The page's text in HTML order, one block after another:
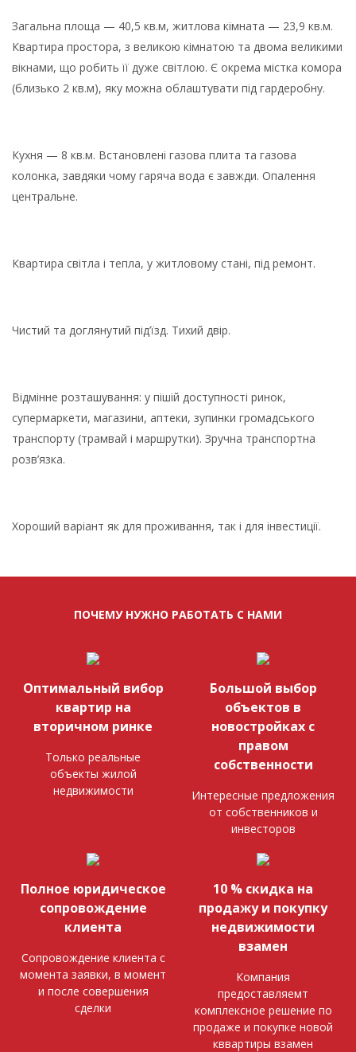
Загальна площа — 40,5 кв.м, житлова кімната — 23,9 кв.м.
Квартира простора, з великою кімнатою та двома великими
вікнами, що робить її дуже світлою. Є окрема містка комора
(близько 2 кв.м), яку можна облаштувати під гардеробну.
Кухня — 8 кв.м. Встановлені газова плита та газова
колонка, завдяки чому гаряча вода є завжди. Опалення
центральне.
Квартира світла і тепла, у житловому стані, під ремонт.
Чистий та доглянутий під’їзд. Тихий двір.
Відмінне розташування: у пішій доступності ринок,
супермаркети, магазини, аптеки, зупинки громадського
транспорту (трамвай і маршрутки). Зручна транспортна
розв’язка.
Хороший варіант як для проживання, так і для інвестиції.
ПОЧЕМУ НУЖНО РАБОТАТЬ С НАМИ
Оптимальный вибор
квартир на
вторичном ринке
Только реальные
объекты жилой
недвижимости
Большой выбор
объектов в
новостройках с
правом
собственности
Интересные предложения
от собственников и
инвесторов
Полное юридическое
сопровождение
клиента
Сопровождение клиента с
момента заявки, в момент
и после совершения
сделки
10 % скидка на
продажу и покупку
недвижимости
взамен
Компания
предоставляемт
комплексное решение по
продаже и покупке новой
кввартиры взамен